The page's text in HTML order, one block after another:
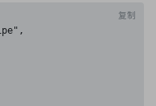
复制